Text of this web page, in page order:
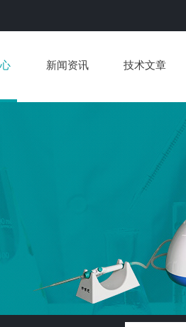
新闻资讯 技术文章